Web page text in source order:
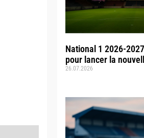
National 1 2026-
pour lancer la
26.07.2026